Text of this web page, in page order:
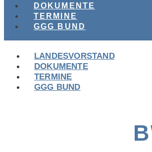
DOKUMENTE
TERMINE
GGG BUND
LANDESVORSTAND
DOKUMENTE
TERMINE
GGG BUND